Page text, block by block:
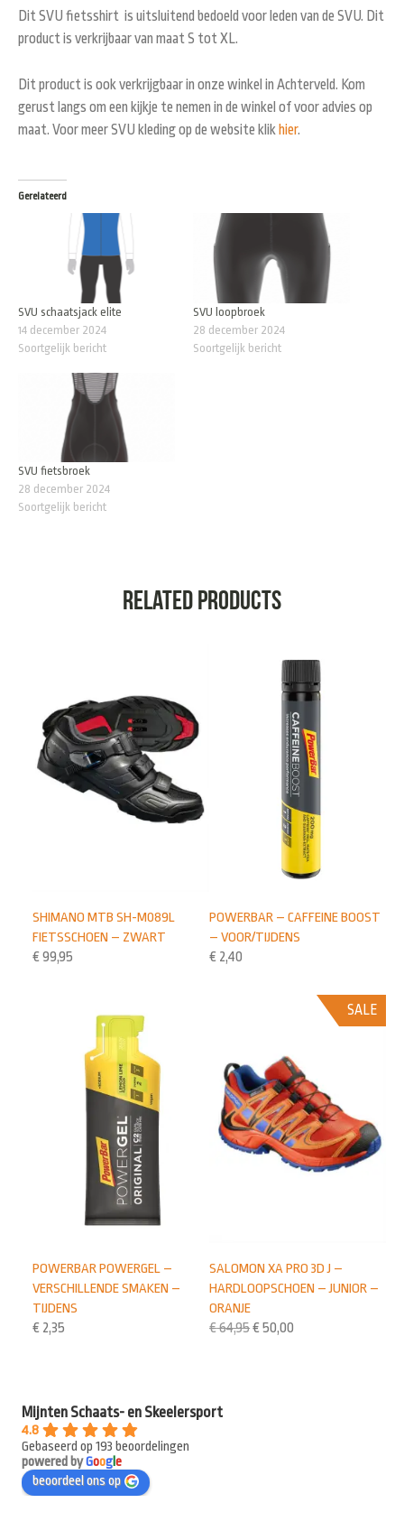
Dit SVU fietsshirt is uitsluitend bedoeld voor leden van de SVU. Dit
product is verkrijbaar van maat S tot XL.
Dit product is ook verkrijgbaar in onze winkel in Achterveld. Kom
gerust langs om een kijkje te nemen in de winkel of voor advies op
maat. Voor meer SVU kleding op de website klik hier.
Gerelateerd
SVU schaatsjack elite
14 december 2024
Soortgelijk bericht
SVU loopbroek
28 december 2024
Soortgelijk bericht
SVU fietsbroek
28 december 2024
Soortgelijk bericht
Related products
POWERBAR – CAFFEINE BOOST
– VOOR/TIJDENS
€ 2,40
SHIMANO MTB SH-M089L
FIETSSCHOEN – ZWART
€ 99,95
SALE
SALOMON XA PRO 3D J –
HARDLOOPSCHOEN – JUNIOR –
ORANJE
€64,95€ 50,00
POWERBAR POWERGEL –
VERSCHILLENDE SMAKEN –
TIJDENS
€ 2,35
Mijnten Schaats- en Skeelersport
4.8
Gebaseerd op 193 beoordelingen
powered byGooge
beoordeel ons op